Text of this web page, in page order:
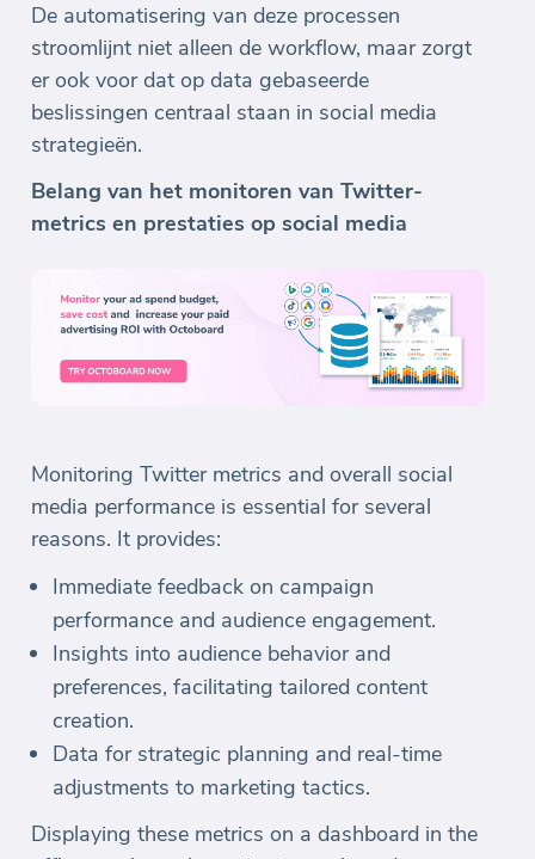
De automatisering van deze processen
stroomlijnt niet alleen de workflow, maar zorgt
er ook voor dat op data gebaseerde
beslissingen centraal staan in social media
strategieën.
Belang van het monitoren van Twitter-
metrics en prestaties op social media
Monitoring Twitter metrics and overall social
media performance is essential for several
reasons. It provides:
Immediate feedback on campaign
performance and audience engagement.
Insights into audience behavior and
preferences, facilitating tailored content
creation.
Data for strategic planning and real-time
adjustments to marketing tactics.
Displaying these metrics on a dashboard in the